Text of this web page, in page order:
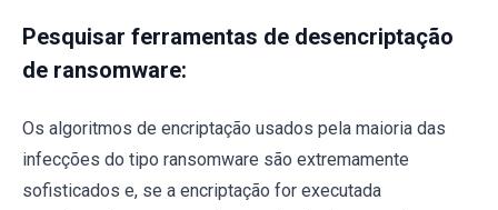
Pesquisar ferramentas de desencriptação
de ransomware:
Os algoritmos de encriptação usados ​​pela maioria das
infecções do tipo ransomware são extremamente
sofisticados e, se a encriptação for executada